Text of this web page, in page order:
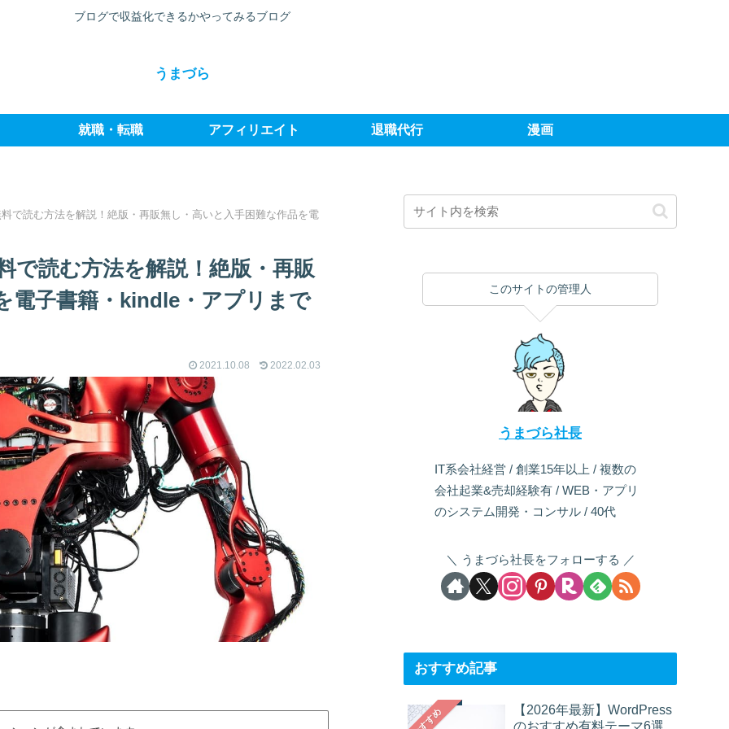
ブログで収益化できるかやってみるブログ
うまづら
就職・転職 アフィリエイト 退職代行 漫画
で読む方法を解説！絶版・再販無し・高いと入手困難な作品を電
で読む方法を解説！絶版・再販
電子書籍・kindle・アプリまで
2021.10.08 2022.02.03
このサイトの管理人
うまづら社長
IT系会社経営 / 創業15年以上 / 複数の
会社起業&売却経験有 / WEB・アプリ
のシステム開発・コンサル / 40代
うまづら社長をフォローする
おすすめ記事
【2026年最新】WordPress
のおすすめ有料テーマ6選